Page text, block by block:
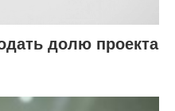
долю проекта